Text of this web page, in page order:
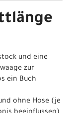
und eine
zur
ein Buch
ohne Hose (je